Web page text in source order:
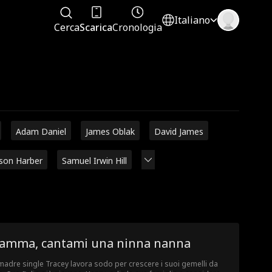
CercaScaricaCronologia
Italiano
Adam Daniel James Oblak David James
Harber Samuel Irwin Hill
cantami una ninna nanna
single Tracey lavora sodo per crescere i suoi gemelli da